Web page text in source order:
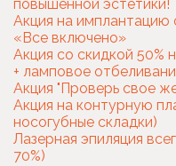
повышенной эстетики!
Акция на
«Все включено»
Акция со скидкой 50%
+ ламповое
Акция "Проверь свое
Акция на контурную
носогубные складки)
Лазерная эпиляция
70%)